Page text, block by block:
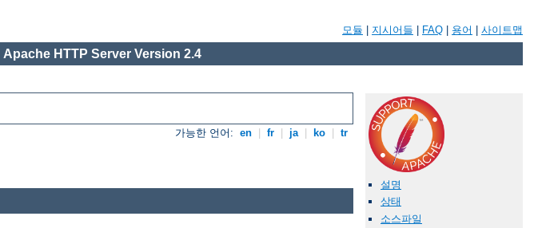
모듈 지시어들 FAQ 용어 사이트맵
Apache HTTP Server Version 2.4
가능한 언어: en fr ja ko tr
설명
상태
소스파일